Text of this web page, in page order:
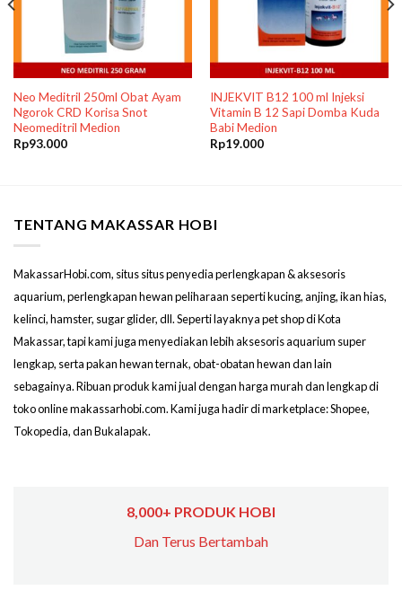
Neo Meditril 250ml Obat Ayam
Ngorok CRD Korisa Snot
Neomeditril Medion
Rp93.000
INJEKVIT B12 100 ml Injeksi
Vitamin B 12 Sapi Domba Kuda
Babi Medion
Rp19.000
TENTANG MAKASSAR HOBI
MakassarHobi.com, situs situs penyedia perlengkapan & aksesoris
aquarium, perlengkapan hewan peliharaan seperti kucing, anjing, ikan hias,
kelinci, hamster, sugar glider, dll. Seperti layaknya pet shop di Kota
Makassar, tapi kami juga menyediakan lebih aksesoris aquarium super
lengkap, serta pakan hewan ternak, obat-obatan hewan dan lain
sebagainya. Ribuan produk kami jual dengan harga murah dan lengkap di
toko online makassarhobi.com. Kami juga hadir di marketplace: Shopee,
Tokopedia, dan Bukalapak.
8,000+ PRODUK HOBI
Dan Terus Bertambah